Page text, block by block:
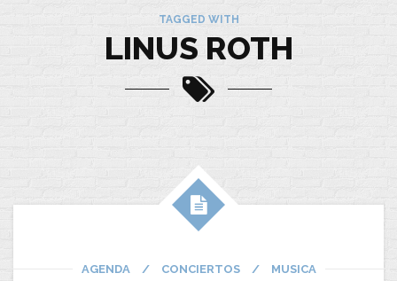
TAGGED WITH
LINUS ROTH
AGENDA / CONCIERTOS / MUSICA